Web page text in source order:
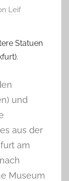
Leif
Statuen
und
aus der
am
Museum